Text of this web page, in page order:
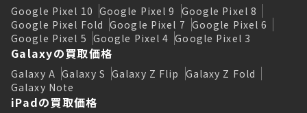
Google Pixel 10 Google Pixel 9 Google Pixel 8
Google Pixel Fold Google Pixel 7 Google Pixel 6
Google Pixel 5 Google Pixel 4 Google Pixel 3
Galaxyの買取価格
Galaxy A Galaxy S Galaxy Z Flip Galaxy Z Fold
Galaxy Note
iPadの買取価格